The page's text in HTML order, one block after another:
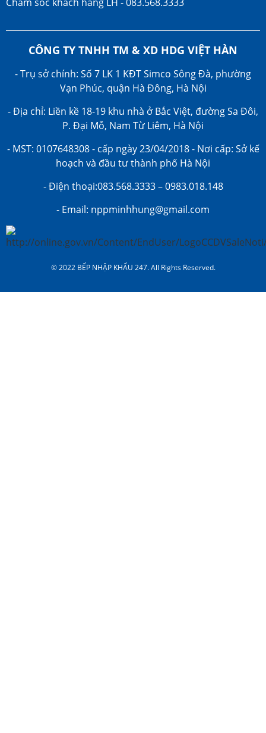
CÔNG TY TNHH TM & XD HDG VIỆT HÀN
- Trụ sở chính: Số 7 LK 1 KĐT Simco Sông Đà, phường
Vạn Phúc, quận Hà Đông, Hà Nội
- Địa chỉ: Liền kề 18-19 khu nhà ở Bắc Việt, đường Sa Đôi,
P. Đại Mỗ, Nam Từ Liêm, Hà Nội
- MST: 0107648308 - cấp ngày 23/04/2018 - Nơi cấp: Sở kế
hoạch và đầu tư thành phố Hà Nội
- Điện thoại:083.568.3333 – 0983.018.148
- Email: nppminhhung@gmail.com
© 2022 BẾP NHẬP KHẨU 247. All Rights Reserved.